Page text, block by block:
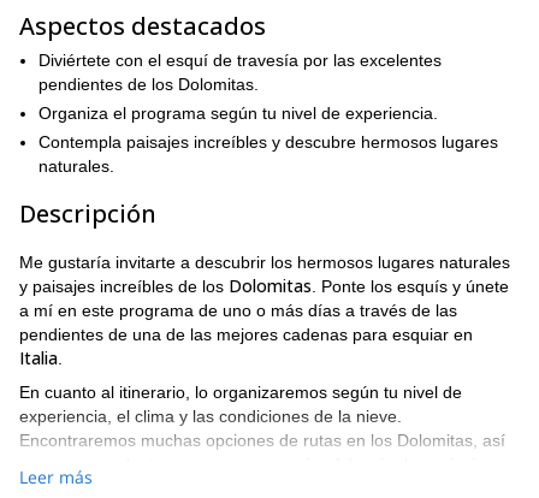
Aspectos destacados
Diviértete con el esquí de travesía por las excelentes
pendientes de los Dolomitas.
Organiza el programa según tu nivel de experiencia.
Contempla paisajes increíbles y descubre hermosos lugares
naturales.
Descripción
Me gustaría invitarte a descubrir los hermosos lugares naturales
y paisajes increíbles de los Dolomitas . Ponte los esquís y únete
a mí en este programa de uno o más días a través de las
pendientes de una de las mejores cadenas para esquiar en
Italia
En cuanto al itinerario, lo organizaremos según tu nivel de
experiencia, el clima y las condiciones de la nieve.
Encontraremos muchas opciones de rutas en los Dolomitas, así
que nos rodearán serán impresionantes.
Leer más